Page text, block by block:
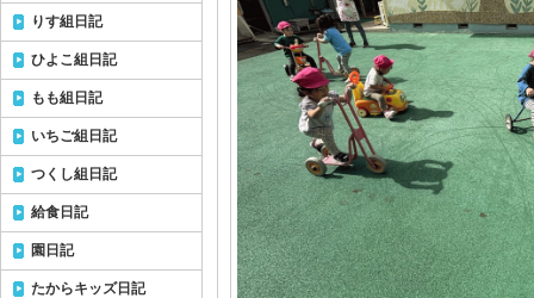
りす組日記
ひよこ組日記
もも組日記
いちご組日記
つくし組日記
給食日記
園日記
たからキッズ日記